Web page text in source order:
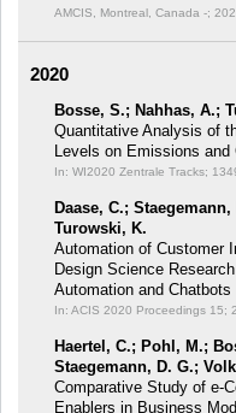
AMCIS, Montreal, Canada -;
2020
Bosse, S.; Nahhas, A.;
Quantitative Analysis of
Levels on Emissions
In: WI2020 Zentrale Tracks;
Daase, C.;
Turowski, K.
Automation of Customer
Design Science
Automation and Chatbots
In: ACIS 2020 Proceedings 15;
Haertel, C.; Pohl, M.;
Staegemann, D. G.;
Comparative Study of e-
Enablers in Business